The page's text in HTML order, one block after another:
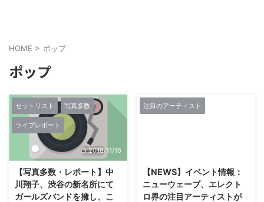
HOME > ポップ
ポップ
セットリスト 写真多数
ライブレポート
2018/11/16
【写真多数・レポート】中
川翔子、渋谷の新名所にて
ガールズバンドを擁し、こ
注目のアーティスト
【NEWS】イベント情報：
ニューウェーブ、エレクト
ロ界の注目アーティストが